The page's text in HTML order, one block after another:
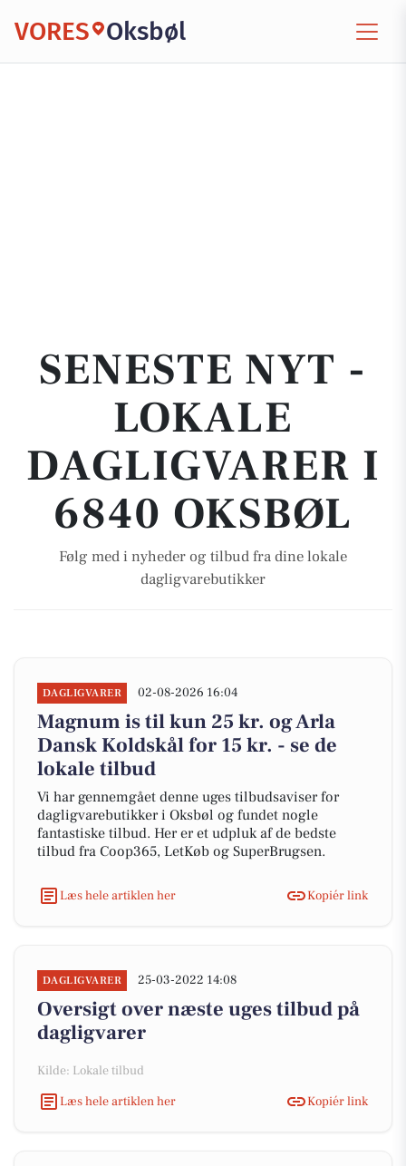
VORES Oksbøl
SENESTE NYT -
LOKALE
DAGLIGVARER I
6840 OKSBØL
Følg med i nyheder og tilbud fra dine lokale
dagligvarebutikker
DAGLIGVARER 02-08-2026 16:04
Magnum is til kun 25 kr. og Arla
Dansk Koldskål for 15 kr. - se de
lokale tilbud
Vi har gennemgået denne uges tilbudsaviser for
dagligvarebutikker i Oksbøl og fundet nogle
fantastiske tilbud. Her er et udpluk af de bedste
tilbud fra Coop365, LetKøb og SuperBrugsen.
Læs hele artiklen her Kopiér link
DAGLIGVARER 25-03-2022 14:08
Oversigt over næste uges tilbud på
dagligvarer
Kilde: Lokale tilbud
Læs hele artiklen her
Kopiér link